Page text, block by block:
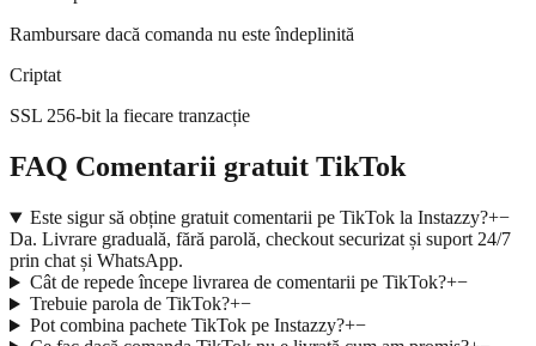
Rambursare dacă comanda nu este îndeplinită
Criptat
SSL 256-bit la fiecare tranzacție
FAQ Comentarii gratuit TikTok
Este sigur să obține gratuit comentarii pe TikTok la Instazzy?+−
Da. Livrare graduală, fără parolă, checkout securizat și suport 24/7
prin chat și WhatsApp.
Cât de repede începe livrarea de comentarii pe TikTok?+−
Trebuie parola de TikTok?+−
Pot combina pachete TikTok pe Instazzy?+−